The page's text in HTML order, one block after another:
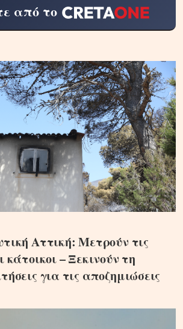
από το
Αττική: Μετρούν τις
κάτοικοι – Ξεκινούν τη
για τις αποζημιώσεις